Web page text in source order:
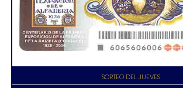
SORTEO DEL JUEVES